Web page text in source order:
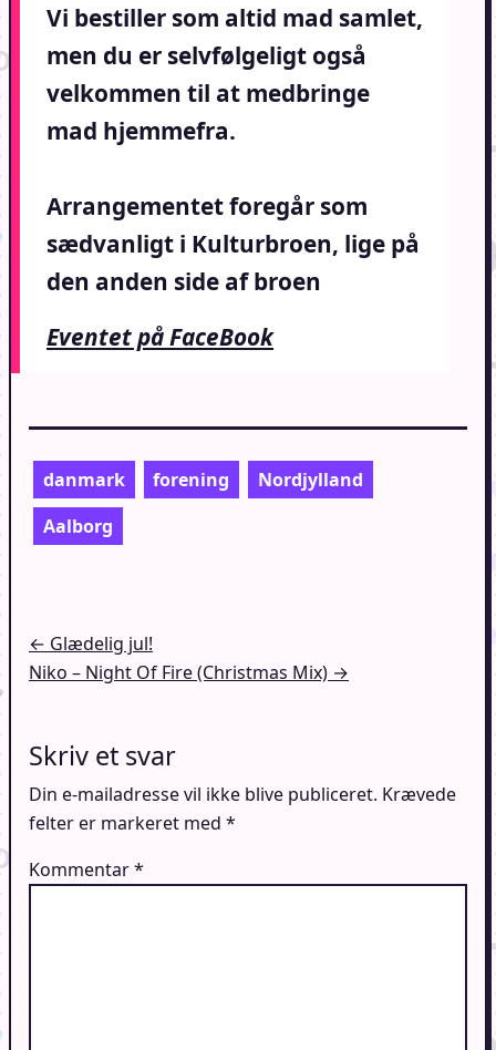
Vi bestiller som altid mad samlet,
men du er selvfølgeligt også
velkommen til at medbringe
mad hjemmefra.
Arrangementet foregår som
sædvanligt i Kulturbroen, lige på
den anden side af broen
Eventet på FaceBook
danmark forening
Nordjylland
Aalborg
Indlægsnavigation
← Glædelig jul!
Niko – Night Of Fire (Christmas Mix) →
Skriv et svar
Din e-mailadresse vil ikke blive publiceret. Krævede
felter er markeret med *
Kommentar*